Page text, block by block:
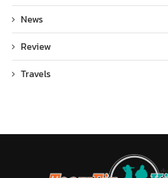
News
Review
Travels